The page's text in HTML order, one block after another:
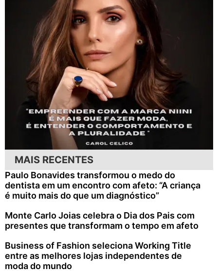
MAIS RECENTES
Paulo Bonavides transformou o medo do
dentista em um encontro com afeto: “A criança
é muito mais do que um diagnóstico”
Monte Carlo Joias celebra o Dia dos Pais com
presentes que transformam o tempo em afeto
Business of Fashion seleciona Working Title
entre as melhores lojas independentes de
moda do mundo